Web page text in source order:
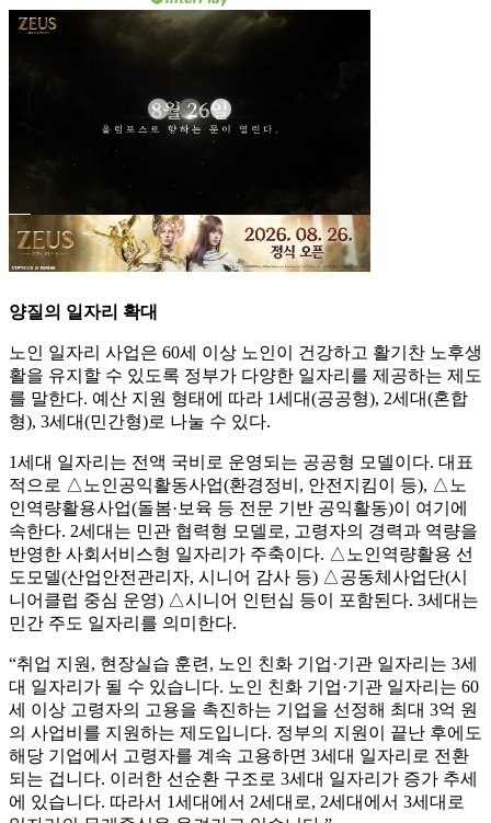
양질의 일자리 확대
노인 일자리 사업은 60세 이상 노인이 건강하고 활기찬 노후생
활을 유지할 수 있도록 정부가 다양한 일자리를 제공하는 제도
를 말한다. 예산 지원 형태에 따라 1세대(공공형), 2세대(혼합
형), 3세대(민간형)로 나눌 수 있다.
1세대 일자리는 전액 국비로 운영되는 공공형 모델이다. 대표
적으로 △노인공익활동사업(환경정비, 안전지킴이 등), △노
인역량활용사업(돌봄·보육 등 전문 기반 공익활동)이 여기에
속한다. 2세대는 민관 협력형 모델로, 고령자의 경력과 역량을
반영한 사회서비스형 일자리가 주축이다. △노인역량활용 선
도모델(산업안전관리자, 시니어 감사 등) △공동체사업단(시
니어클럽 중심 운영) △시니어 인턴십 등이 포함된다. 3세대는
민간 주도 일자리를 의미한다.
“취업 지원, 현장실습 훈련, 노인 친화 기업·기관 일자리는 3세
대 일자리가 될 수 있습니다. 노인 친화 기업·기관 일자리는 60
세 이상 고령자의 고용을 촉진하는 기업을 선정해 최대 3억 원
의 사업비를 지원하는 제도입니다. 정부의 지원이 끝난 후에도
해당 기업에서 고령자를 계속 고용하면 3세대 일자리로 전환
되는 겁니다. 이러한 선순환 구조로 3세대 일자리가 증가 추세
에 있습니다. 따라서 1세대에서 2세대로, 2세대에서 3세대로